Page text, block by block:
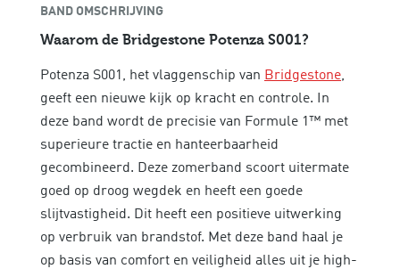
BAND OMSCHRIJVING
Waarom de Bridgestone Potenza S001?
Potenza S001, het vlaggenschip van Bridgestone,
geeft een nieuwe kijk op kracht en controle. In
deze band wordt de precisie van Formule 1™ met
superieure tractie en hanteerbaarheid
gecombineerd. Deze zomerband scoort uitermate
goed op droog wegdek en heeft een goede
slijtvastigheid. Dit heeft een positieve uitwerking
op verbruik van brandstof. Met deze band haal je
op basis van comfort en veiligheid alles uit je high-